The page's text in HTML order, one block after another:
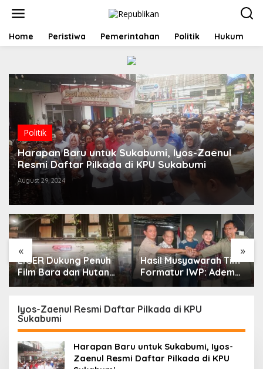
t
Home Peristiwa Pemerintahan Politik Hukum
Politik
Harapan Baru untuk Sukabumi, Iyos-Zaenul
Resmi Daftar Pilkada di KPU Sukabumi
August 29, 2024
« »
Hasil Musyawarah Tim
Formatur IWP: Adem
Sutisna Ditetapkan
Jabar Periode 2026–
2028
TNI Dukung Pelayanan
Terpadu, Danramil
Sukaraja Hadiri Rekam
Mata, dan Bazar
Iyos-Zaenul Resmi Daftar Pilkada di KPU
Sukabumi
Harapan Baru untuk Sukabumi, Iyos-
Zaenul Resmi Daftar Pilkada di KPU